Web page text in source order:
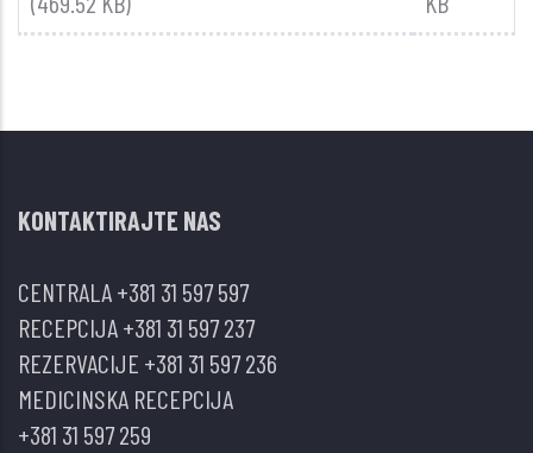
KONTAKTIRAJTE NAS
CENTRALA+381 31 597 597
RECEPCIJA+381 31 597 237
REZERVACIJE +381 31 597 236
MEDICINSKA RECEPCIJA
+381 31 597 259